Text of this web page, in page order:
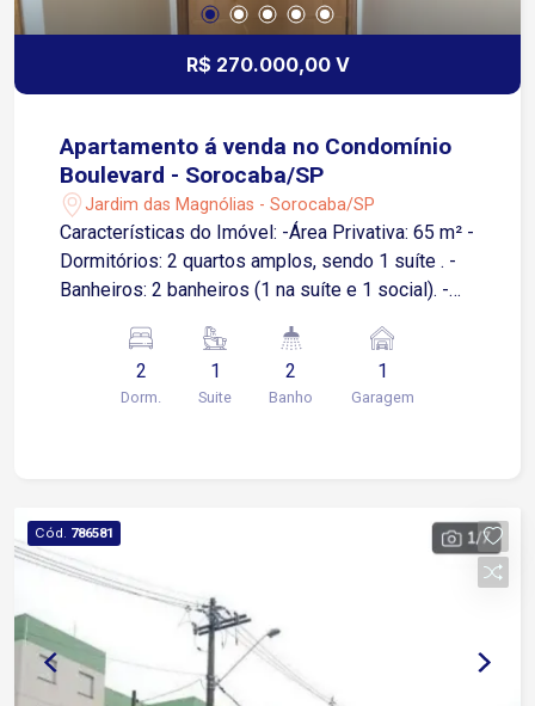
R$ 270.000,00 V
Apartamento á venda no Condomínio
Boulevard - Sorocaba/SP
Jardim das Magnólias - Sorocaba/SP
Características do Imóvel: -Área Privativa: 65 m² -
Dormitórios: 2 quartos amplos, sendo 1 suíte . -
Banheiros: 2 banheiros (1 na suíte e 1 social). -
e Acabamentos: O apartamento destaca-se pelo
seu excelente estado de conservação e
acabamentos de qualidade, incluindo: -Sala de
para relaxar. -Armários embutidos na cozinha
(módulos planejados) . -Instalações de Blindex
no banheiro e box. Infraestrutura do Condomínio:
O Edifício Boulevard Sorocaba oferece a
segurança e a praticidade de um condomínio
residencial bem estruturado, com vagas de
garagem cobertas e localização privilegiada,
2
Dorm.
1
Suite
2
Banho
1
Garagem
Cód. 786581